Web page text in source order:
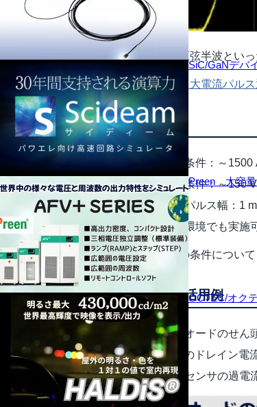
SiC/GaNデバ
Preen 大容量
OCTEC/オク
矩形波や正弦半波とい
こちらから大電流パル
主な特長
電流条件：～1500
電圧条件：～150 V
制御パルス幅：1
高温環境でも実施
上記以外の条件につい
サービス活用例
ダイオードのせん
FETのドレイン電
電流センサの過電